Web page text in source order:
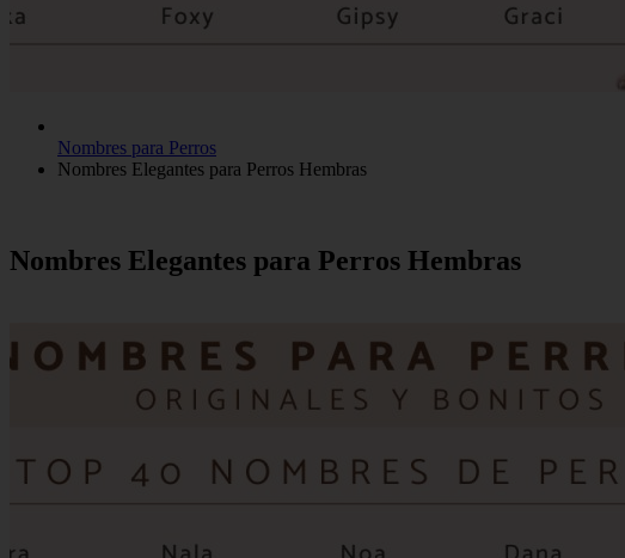
Nombres para Perros
Nombres Elegantes para Perros Hembras
Nombres Elegantes para Perros Hembras